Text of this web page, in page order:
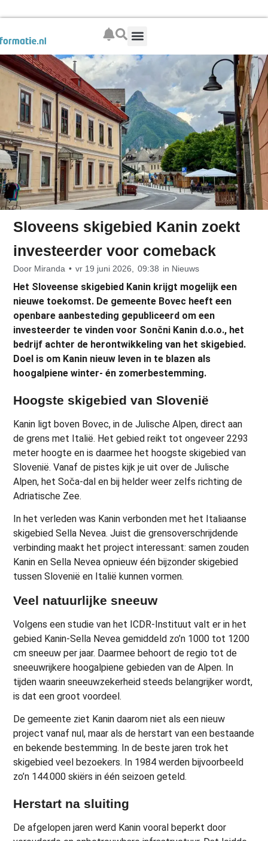
Sloveens skigebied Kanin zoekt
investeerder voor comeback
Door Miranda • vr 19 juni 2026, 09:38 in Nieuws
Het Sloveense skigebied Kanin krijgt mogelijk een
nieuwe toekomst. De gemeente Bovec heeft een
openbare aanbesteding gepubliceerd om een
investeerder te vinden voor Sončni Kanin d.o.o., het
bedrijf achter de herontwikkeling van het skigebied.
Doel is om Kanin nieuw leven in te blazen als
hoogalpiene winter- én zomerbestemming.
Hoogste skigebied van Slovenië
Kanin ligt boven Bovec, in de Julische Alpen, direct aan
de grens met Italië. Het gebied reikt tot ongeveer 2293
meter hoogte en is daarmee het hoogste skigebied van
Slovenië. Vanaf de pistes kijk je uit over de Julische
Alpen, het Soča-dal en bij helder weer zelfs richting de
Adriatische Zee.
In het verleden was Kanin verbonden met het Italiaanse
skigebied Sella Nevea. Juist die grensoverschrijdende
verbinding maakt het project interessant: samen zouden
Kanin en Sella Nevea opnieuw één bijzonder skigebied
tussen Slovenië en Italië kunnen vormen.
Veel natuurlijke sneeuw
Volgens een studie van het ICDR-Instituut valt er in het
gebied Kanin-Sella Nevea gemiddeld zo’n 1000 tot 1200
cm sneeuw per jaar. Daarmee behoort de regio tot de
sneeuwrijkere hoogalpiene gebieden van de Alpen. In
tijden waarin sneeuwzekerheid steeds belangrijker wordt,
is dat een groot voordeel.
De gemeente ziet Kanin daarom niet als een nieuw
project vanaf nul, maar als de herstart van een bestaande
en bekende bestemming. In de beste jaren trok het
skigebied veel bezoekers. In 1984 werden bijvoorbeeld
zo’n 144.000 skiërs in één seizoen geteld.
Herstart na sluiting
De afgelopen jaren werd Kanin vooral beperkt door